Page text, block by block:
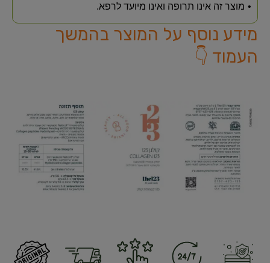
מוצר זה אינו תרופה ואינו מיועד לרפא.
מידע נוסף על המוצר בהמשך
העמוד 👇